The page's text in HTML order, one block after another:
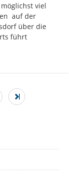
viel
auf der
über die
führt